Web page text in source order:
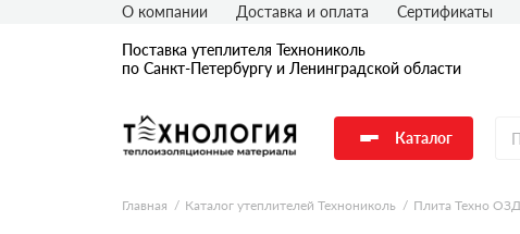
Поставка утеплителя Технониколь
по Санкт-Петербургу и Ленинградской области
Каталог
О компании Доставка и оплата Сертификаты
Главная Каталог утеплителей Технониколь Плита Техно ОЗД